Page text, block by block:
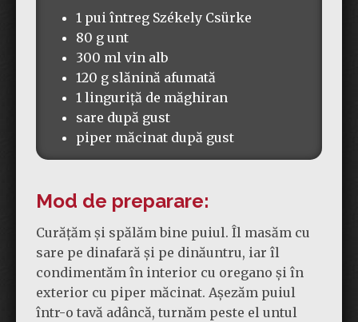
1 pui întreg Székely Csürke
80 g unt
300 ml vin alb
120 g slănină afumată
1 linguriță de măghiran
sare după gust
piper măcinat după gust
Mod de preparare:
Curățăm și spălăm bine puiul. Îl masăm cu
sare pe dinafară și pe dinăuntru, iar îl
condimentăm în interior cu oregano și în
exterior cu piper măcinat. Așezăm puiul
într-o tavă adâncă, turnăm peste el untul